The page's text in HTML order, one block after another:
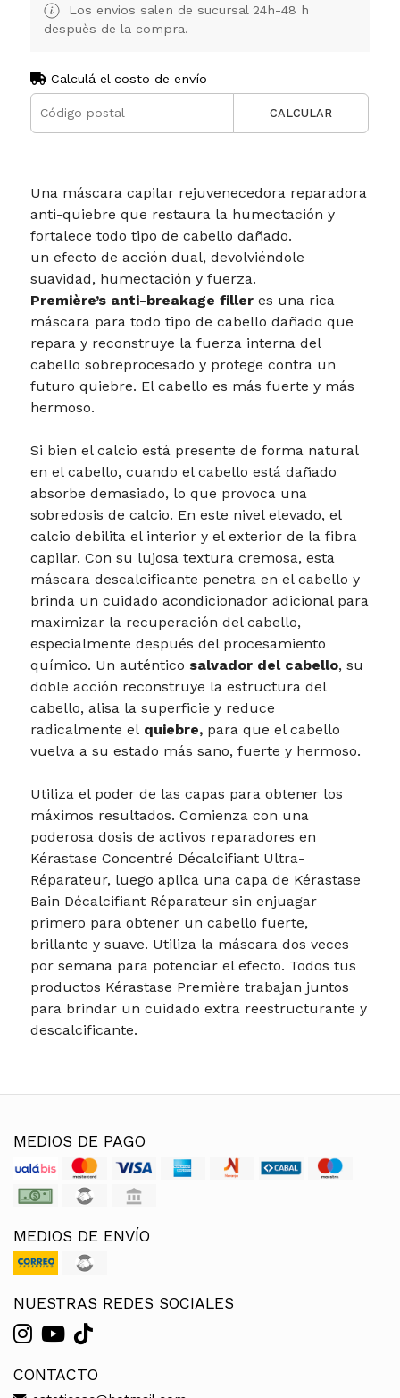
Los envios salen de sucursal 24h-48 h
despuès de la compra.
Calculá el costo de envío
CALCULAR
Una máscara capilar rejuvenecedora reparadora
anti-quiebre que restaura la humectación y
fortalece todo tipo de cabello dañado.
un efecto de acción dual, devolviéndole
suavidad, humectación y fuerza.
Première’s anti-breakage filler es una rica
máscara para todo tipo de cabello dañado que
repara y reconstruye la fuerza interna del
cabello sobreprocesado y protege contra un
futuro quiebre. El cabello es más fuerte y más
hermoso.
Si bien el calcio está presente de forma natural
en el cabello, cuando el cabello está dañado
absorbe demasiado, lo que provoca una
sobredosis de calcio. En este nivel elevado, el
calcio debilita el interior y el exterior de la fibra
capilar. Con su lujosa textura cremosa, esta
máscara descalcificante penetra en el cabello y
brinda un cuidado acondicionador adicional para
maximizar la recuperación del cabello,
especialmente después del procesamiento
químico. Un auténtico salvador del cabello, su
doble acción reconstruye la estructura del
cabello, alisa la superficie y reduce
radicalmente elquiebre,para que el cabello
vuelva a su estado más sano, fuerte y hermoso.
Utiliza el poder de las capas para obtener los
máximos resultados. Comienza con una
poderosa dosis de activos reparadores en
Kérastase Concentré Décalcifiant Ultra-
Réparateur, luego aplica una capa de Kérastase
Bain Décalcifiant Réparateur sin enjuagar
primero para obtener un cabello fuerte,
brillante y suave. Utiliza la máscara dos veces
por semana para potenciar el efecto. Todos tus
productos Kérastase Première trabajan juntos
para brindar un cuidado extra reestructurante y
descalcificante.
MEDIOS DE PAGO
MEDIOS DE ENVÍO
NUESTRAS REDES SOCIALES
CONTACTO